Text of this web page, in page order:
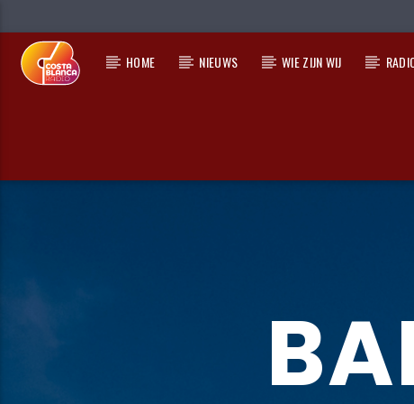
HOME NIEUWS WIE ZIJN WIJ